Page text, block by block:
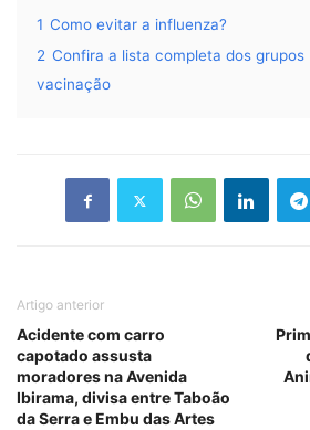
1 Como evitar a influenza?
2 Confira a lista completa dos grupos
vacinação
Artigo anterior
Acidente com carro
capotado assusta
moradores na Avenida
Ibirama, divisa entre Taboão
da Serra e Embu das Artes